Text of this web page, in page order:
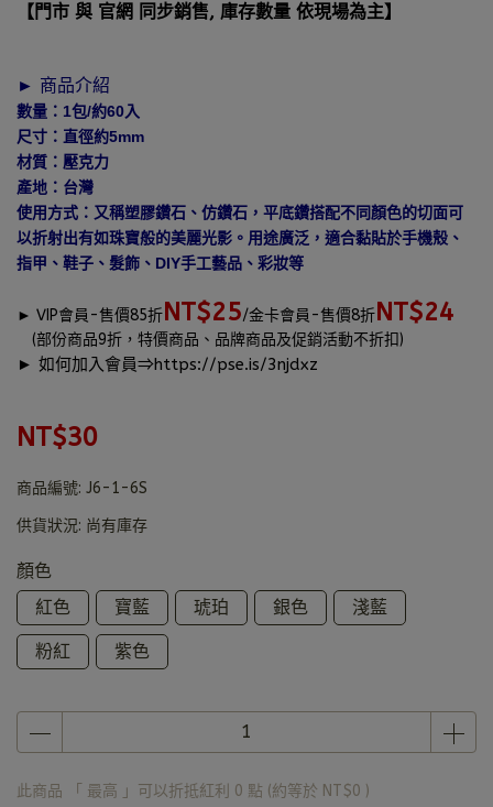
【門市 與 官網 同步銷售, 庫存數量 依現場為主】
► 商品介紹
數量：1包/約60入
尺寸：直徑約5mm
材質：壓克力
產地：台灣
使用方式：又稱塑膠鑽石、仿鑽石，平底鑽搭配不同顏色的切面可
以折射出有如珠寶般的美麗光影。用途廣泛，適合黏貼於手機殼、
指甲、鞋子、髮飾、DIY手工藝品、彩妝等
► VIP會員-售價85折 NT$25/金卡會員-售價8折 NT$24
(部份商品9折，特價商品、品牌商品及促銷活動不折扣)
► 如何加入會員⇒https://pse.is/3njdxz
NT$30
商品編號: J6-1-6S
供貨狀況: 尚有庫存
顏色
紅色
寶藍 琥珀 銀色 淺藍
粉紅 紫色
此商品 「 最高 」可以折抵紅利 0 點 (約等於 NT$0 )